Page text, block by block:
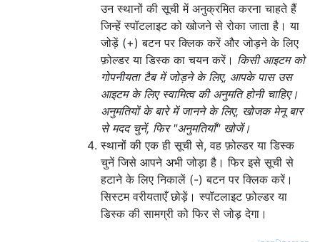
उन स्थानों की सूची में अनुक्रमित करना चाहते हैं
जिन्हें स्पॉटलाइट को खोजने से रोका जाता है। या
जोड़ें (+) बटन पर क्लिक करें और जोड़ने के लिए
फ़ोल्डर या डिस्क का चयन करें। किसी आइटम को
गोपनीयता टैब में जोड़ने के लिए, आपके पास उस
आइटम के लिए स्वामित्व की अनुमति होनी चाहिए।
अनुमतियों के बारे में जानने के लिए, खोजक मेनू बार
से मदद चुनें, फिर "अनुमतियाँ" खोजें।
स्थानों की एक ही सूची से, वह फ़ोल्डर या डिस्क
चुनें जिसे आपने अभी जोड़ा है। फिर इसे सूची से
हटाने के लिए निकालें (-) बटन पर क्लिक करें।
सिस्टम वरीयताएँ छोड़ें। स्पॉटलाइट फ़ोल्डर या
डिस्क की सामग्री को फिर से जोड़ देगा।